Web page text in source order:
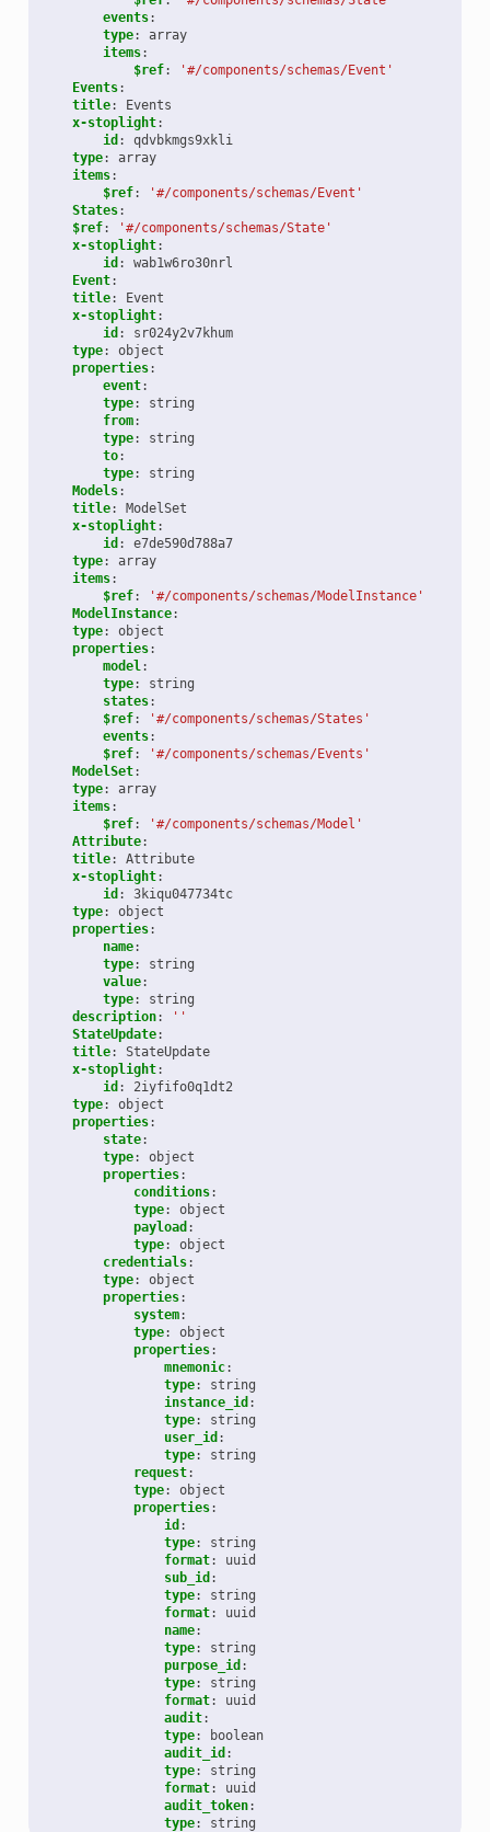
events:
type:
array
items:
$ref:
'#/components/schemas/Event'
Events:
title:
Events
x-stoplight:
id :
qdvbkmgs9xkli
type:
array
items:
$ref:
'#/components/schemas/Event'
States:
$ref:
'#/components/schemas/State'
x-stoplight:
id :
wab1w6ro30nrl
Event:
title:
Event
x-stoplight:
id :
sr024y2v7khum
type:
object
properties:
event:
type:
string
from:
type:
string
to:
type:
string
Models:
title:
ModelSet
x-stoplight:
id :
e7de590d788a7
type:
array
items:
$ref:
'#/components/schemas/ModelInstance'
ModelInstance:
type:
object
properties:
model:
type:
string
states:
$ref:
'#/components/schemas/States'
events:
$ref:
'#/components/schemas/Events'
ModelSet:
type:
array
items:
$ref:
'#/components/schemas/Model'
Attribute:
title:
Attribute
x-stoplight:
id :
3kiqu047734tc
type:
object
properties:
name:
type:
string
value:
type:
string
description:
''
StateUpdate:
title:
StateUpdate
x-stoplight:
id :
2iyfifo0q1dt2
type:
object
properties:
state:
type:
object
properties:
conditions:
type:
object
payload :
type:
object
credentials:
type:
object
properties:
system:
type:
object
properties:
mnemonic:
type:
string
instance_id :
type:
string
user_id :
type:
string
request:
type:
object
properties:
id :
type:
string
format:
uuid
sub_id :
type:
string
format:
uuid
name:
type:
string
purpose_id :
type:
string
format:
uuid
audit:
type:
boolean
audit_id :
type:
string
format:
uuid
audit_token:
type: string